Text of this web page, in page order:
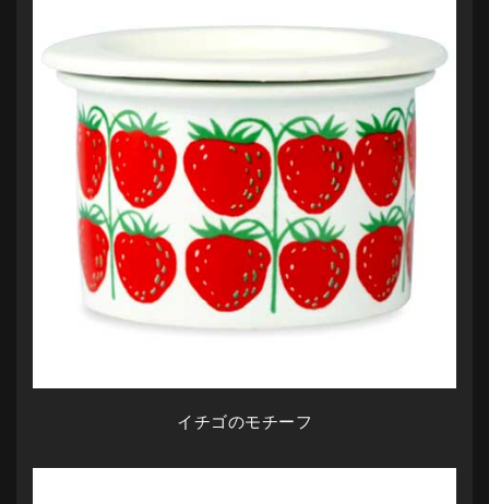
イチゴのモチーフ